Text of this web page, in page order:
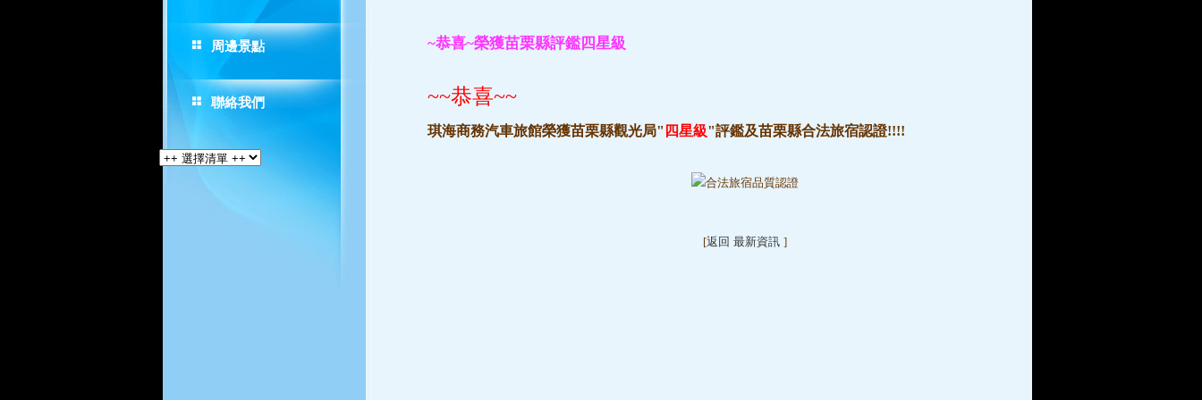
周邊景點
聯絡我們
~恭喜~榮獲苗栗縣評鑑四星級
~~恭喜~~
琪海商務汽車旅館榮獲苗栗縣觀光局" 四星級"評鑑及苗栗縣合法旅宿認證!!!!
[返回 最新資訊 ]